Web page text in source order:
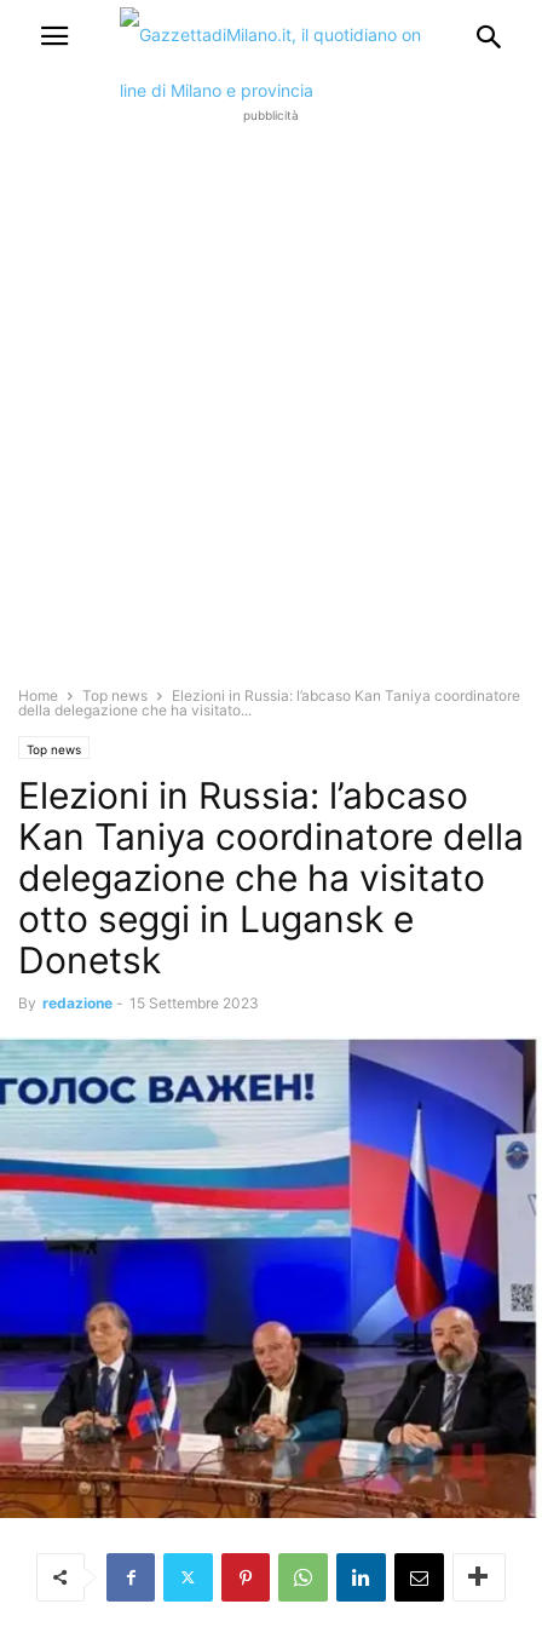
pubblicità
Home Top news
Elezioni in Russia: l’abcaso Kan Taniya coordinatore
della delegazione che ha visitato...
Top news
Elezioni in Russia: l’abcaso
Kan Taniya coordinatore della
delegazione che ha visitato
otto seggi in Lugansk e
Donetsk
By redazione - 15 Settembre 2023